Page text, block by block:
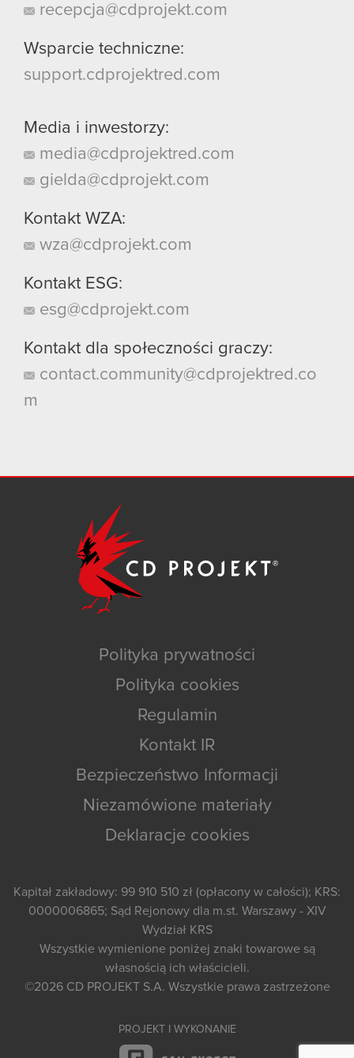
recepcja@cdprojekt.com
Wsparcie techniczne:
support.cdprojektred.com
Media i inwestorzy:
media@cdprojektred.com
gielda@cdprojekt.com
Kontakt WZA:
wza@cdprojekt.com
Kontakt ESG:
esg@cdprojekt.com
Kontakt dla społeczności graczy:
contact.community@cdprojektred.co
m
Polityka prywatności
Polityka cookies
Regulamin
Kontakt IR
Bezpieczeństwo Informacji
Niezamówione materiały
Deklaracje cookies
Kapitał zakładowy: 99 910 510 zł (opłacony w całości); KRS:
0000006865; Sąd Rejonowy dla m.st. Warszawy - XIV
Wydział KRS
Wszystkie wymienione poniżej znaki towarowe są
własnością ich właścicieli.
©2026 CD PROJEKT S.A. Wszystkie prawa zastrzeżone
PROJEKT I WYKONANIE